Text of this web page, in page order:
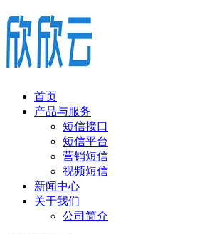
首页
产品与服务
短信接口
短信平台
营销短信
视频短信
新闻中心
关于我们
公司简介